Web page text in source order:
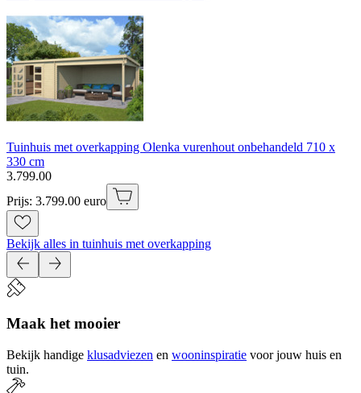
Tuinhuis met overkapping Olenka vurenhout onbehandeld 710 x
330 cm
3.799.00
Prijs: 3.799.00 euro
Bekijk alles in tuinhuis met overkapping
Maak het mooier
Bekijk handige klusadviezen en wooninspiratie voor jouw huis en
tuin.